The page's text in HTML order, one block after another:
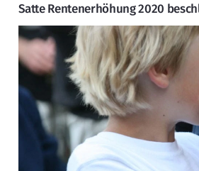
Satte Rentenerhöhung 2020